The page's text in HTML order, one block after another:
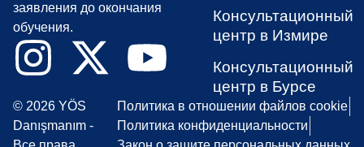
заявления до окончания
обучения.
Консультационный
центр в Измире
Консультационный
центр в Бурсе
© 2026 YÖS
Danışmanım -
Политика в отношении файлов cookie
Политика конфиденциальности